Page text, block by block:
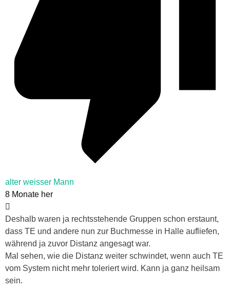
alter weisser Mann
8 Monate her
Deshalb waren ja rechtsstehende Gruppen schon erstaunt,
dass TE und andere nun zur Buchmesse in Halle aufliefen,
während ja zuvor Distanz angesagt war.
Mal sehen, wie die Distanz weiter schwindet, wenn auch TE
vom System nicht mehr toleriert wird. Kann ja ganz heilsam
sein.